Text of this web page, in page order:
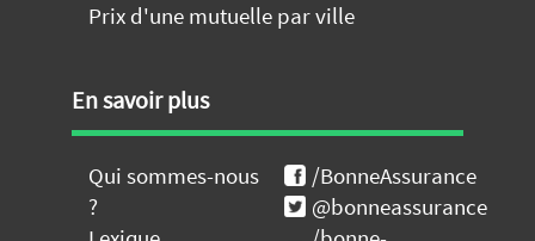
Prix d'une mutuelle par ville
En savoir plus
Qui sommes-nous
?
/BonneAssurance
@bonneassurance